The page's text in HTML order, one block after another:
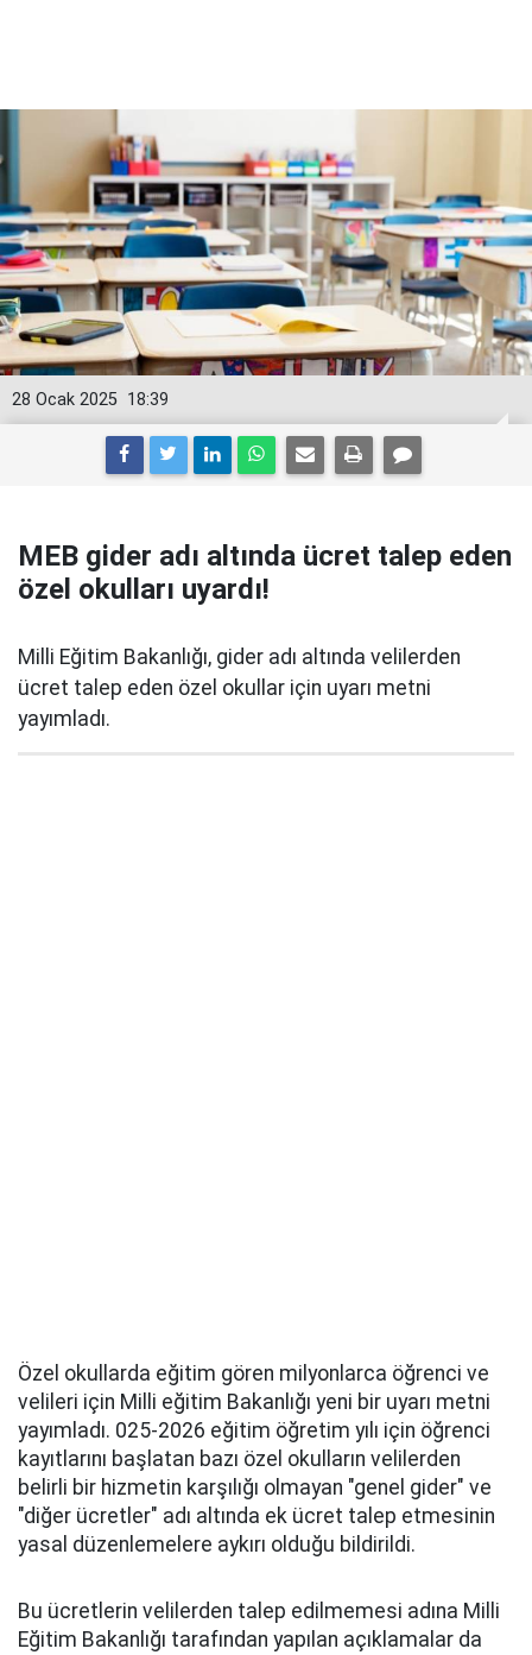
18:39
28 Ocak 2025
MEB gider adı altında ücret talep eden
özel okulları uyardı!
Milli Eğitim Bakanlığı, gider adı altında velilerden
ücret talep eden özel okullar için uyarı metni
yayımladı.
Özel okullarda eğitim gören milyonlarca öğrenci ve
velileri için Milli eğitim Bakanlığı yeni bir uyarı metni
yayımladı. 025-2026 eğitim öğretim yılı için öğrenci
kayıtlarını başlatan bazı özel okulların velilerden
belirli bir hizmetin karşılığı olmayan "genel gider" ve
"diğer ücretler" adı altında ek ücret talep etmesinin
yasal düzenlemelere aykırı olduğu bildirildi.
Bu ücretlerin velilerden talep edilmemesi adına Milli
Eğitim Bakanlığı tarafından yapılan açıklamalar da